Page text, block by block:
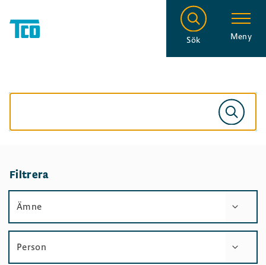
Sök Meny
Filtrera
Ämne
Person